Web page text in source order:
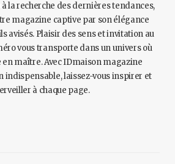
la recherche des dernières tendances,
magazine captive par son élégance
avisés. Plaisir des sens et invitation au
vous transporte dans un univers où
maître. Avec IDmaison magazine
indispensable, laissez-vous inspirer et
à chaque page.